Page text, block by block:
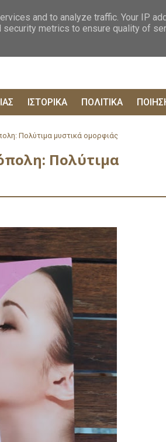
ΙΣΤΟΡΙΚΑ ΠΟΛΙΤΙΚΑ
Πολύτιμα μυστικά ομορφιάς
Πολύτιμα
and to analyze traffic. Your IP
metrics to ensure quality of